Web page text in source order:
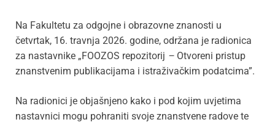
Na Fakultetu za odgojne i obrazovne znanosti u
četvrtak, 16. travnja 2026. godine, održana je radionica
za nastavnike „FOOZOS repozitorij – Otvoreni pristup
znanstvenim publikacijama i istraživačkim podatcima”.
Na radionici je objašnjeno kako i pod kojim uvjetima
nastavnici mogu pohraniti svoje znanstvene radove te